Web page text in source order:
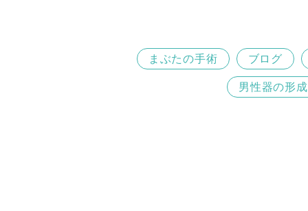
まぶたの手術 ブログ
男性器の形成